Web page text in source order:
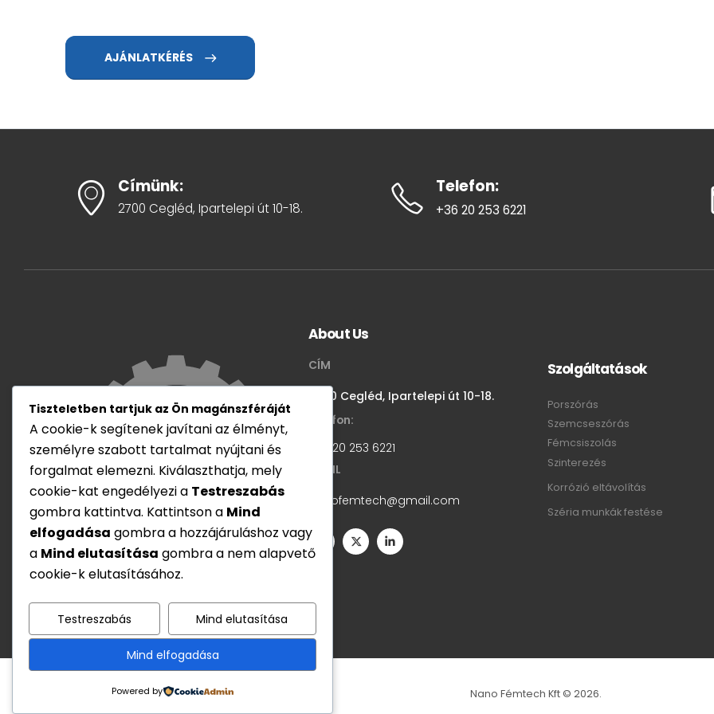
AJÁNLATKÉRÉS
Címünk:
2700 Cegléd, Ipartelepi út 10-18.
Telefon:
+36 20 253 6221
About Us
CÍM
2700 Cegléd, Ipartelepi út 10-18.
Telefon:
+36 20 253 6221
EMAIL
nanofemtech@gmail.com
Szolgáltatások
Porszórás
Szemcseszórás
Fémcsiszolás
Szinterezés
Korrózió eltávolítás
Széria munkák festése
Nano Fémtech Kft © 2026.
Tiszteletben tartjuk az Ön magánszféráját
A cookie-k segítenek javítani az élményt,
személyre szabott tartalmat nyújtani és
forgalmat elemezni. Kiválaszthatja, mely
cookie-kat engedélyezi a Testreszabás
gombra kattintva. Kattintson a Mind
elfogadása gombra a hozzájáruláshoz vagy
a Mind elutasítása gombra a nem alapvető
cookie-k elutasításához.
Testreszabás Mind elutasítása
Mind elfogadása
Powered by